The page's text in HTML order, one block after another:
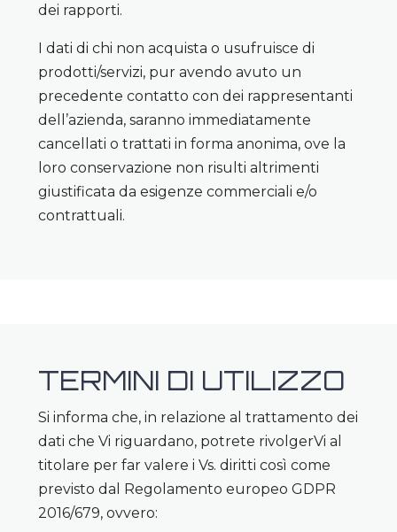
dei rapporti.
I dati di chi non acquista o usufruisce di
prodotti/servizi, pur avendo avuto un
precedente contatto con dei rappresentanti
dell’azienda, saranno immediatamente
cancellati o trattati in forma anonima, ove la
loro conservazione non risulti altrimenti
giustificata da esigenze commerciali e/o
contrattuali.
TERMINI DI UTILIZZO
Si informa che, in relazione al trattamento dei
dati che Vi riguardano, potrete rivolgerVi al
titolare per far valere i Vs. diritti così come
previsto dal Regolamento europeo GDPR
2016/679, ovvero: